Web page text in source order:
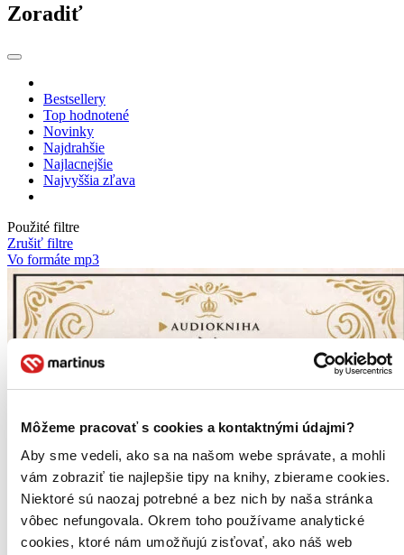
Môžeme pracovať s cookies a kontaktnými údajmi?
Aby sme vedeli, ako sa na našom webe správate, a mohli
vám zobraziť tie najlepšie tipy na knihy, zbierame cookies.
Niektoré sú naozaj potrebné a bez nich by naša stránka
vôbec nefungovala. Okrem toho používame analytické
cookies, ktoré nám umožňujú zisťovať, ako náš web
Zoradiť
Bestsellery
Top hodnotené
Novinky
Najdrahšie
Najlacnejšie
Najvyššia zľava
Použité filtre
Zrušiť filtre
Vo formáte mp3